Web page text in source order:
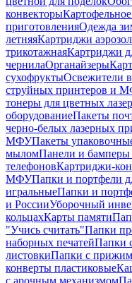
конвекторы
приготовленияОдежда
летняяКартриджи
трикотажнаяКартриджи
чернилаОрганайзеры
сухофруктыОсвежители
струйных принтеров и
тонеры для цветных
оборудованиеПакеты
черно-белых лазерных
МФУПакеты
мыломПанели и бамперы
телефоновКартриджи-
МФУПапки и портфели
игральныеПапки и
и РоссииУборочный
кольцахКарты памяти
"Учись считать"Папки
наборных печатейПапки
листовкиПапки с
конверты пластиковые
с арочным механизмом